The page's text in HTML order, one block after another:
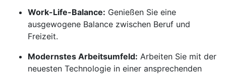
Work-Life-Balance: Genießen Sie eine
ausgewogene Balance zwischen Beruf und
Freizeit.
Modernstes Arbeitsumfeld: Arbeiten Sie mit der
neuesten Technologie in einer ansprechenden